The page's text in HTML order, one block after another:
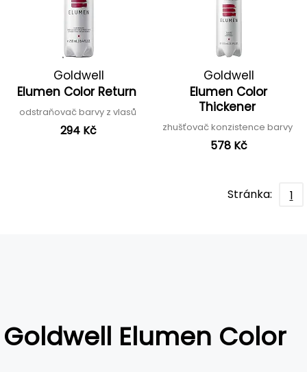
Goldwell
Elumen Color Return
odstraňovač barvy z vlasů
294 Kč
Goldwell
Elumen Color
Thickener
zhušťovač konzistence barvy
578 Kč
Stránka: 1
Goldwell Elumen Color